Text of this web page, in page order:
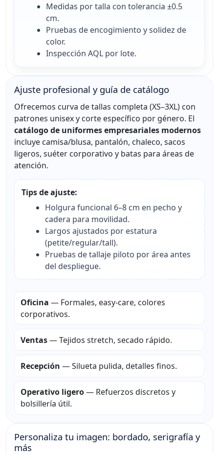
Medidas por talla con tolerancia ±0.5
cm.
Pruebas de encogimiento y solidez de
color.
Inspección AQL por lote.
Ajuste profesional y guía de catálogo
Ofrecemos curva de tallas completa (XS–3XL) con
patrones unisex y corte específico por género. El
catálogo de uniformes empresariales modernos
incluye camisa/blusa, pantalón, chaleco, sacos
ligeros, suéter corporativo y batas para áreas de
atención.
Tips de ajuste:
Holgura funcional 6–8 cm en pecho y
cadera para movilidad.
Largos ajustados por estatura
(petite/regular/tall).
Pruebas de tallaje piloto por área antes
del despliegue.
Oficina — Formales, easy-care, colores
corporativos.
Ventas— Tejidos stretch, secado rápido.
Recepción — Silueta pulida, detalles finos.
Operativo ligero— Refuerzos discretos y
bolsillería útil.
Personaliza tu imagen: bordado, serigrafía y
más